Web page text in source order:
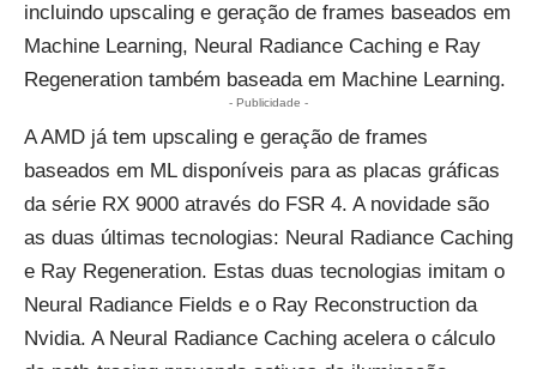
incluindo upscaling e geração de frames baseados em
Machine Learning, Neural Radiance Caching e Ray
Regeneration também baseada em Machine Learning.
- Publicidade -
A AMD já tem upscaling e geração de frames
baseados em ML disponíveis para as placas gráficas
da série RX 9000 através do FSR 4. A novidade são
as duas últimas tecnologias: Neural Radiance Caching
e Ray Regeneration. Estas duas tecnologias imitam o
Neural Radiance Fields e o Ray Reconstruction da
Nvidia. A Neural Radiance Caching acelera o cálculo